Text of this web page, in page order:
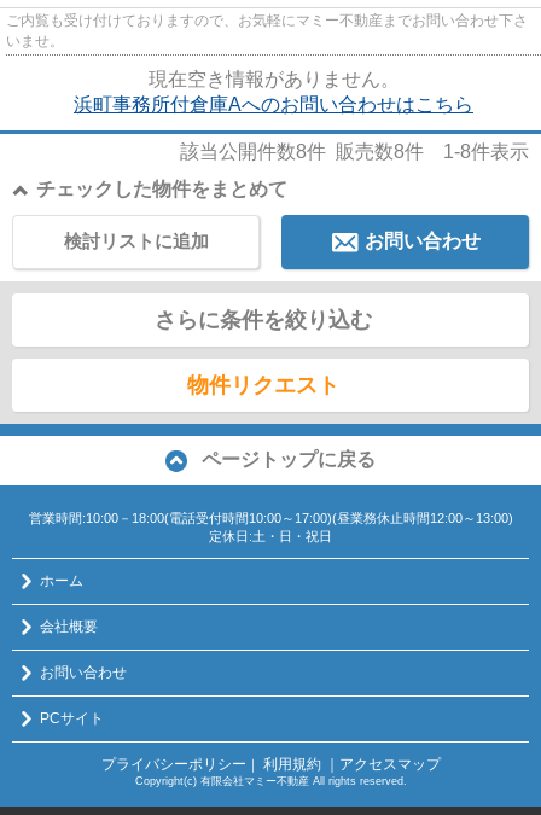
ご内覧も受け付けておりますので、お気軽にマミー不動産までお問い合わせ下さ
いませ。
現在空き情報がありません。
浜町事務所付倉庫Aへのお問い合わせはこちら
該当公開件数8件 販売数8件 1-8件表示
チェックした物件をまとめて
お問い合わせ
検討リストに追加
さらに条件を絞り込む
物件リクエスト
ページトップに戻る
営業時間:10:00－18:00(電話受付時間10:00～17:00)(昼業務休止時間12:00～13:00)
定休日:土・日・祝日
ホーム
会社概要
お問い合わせ
PCサイト
プライバシーポリシー ｜ 利用規約 ｜アクセスマップ
Copyright(c) 有限会社マミー不動産 All rights reserved.